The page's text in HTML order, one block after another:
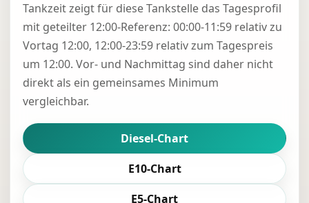
Tankzeit zeigt für diese Tankstelle das Tagesprofil
mit geteilter 12:00-Referenz: 00:00-11:59 relativ zu
Vortag 12:00, 12:00-23:59 relativ zum Tagespreis
um 12:00. Vor- und Nachmittag sind daher nicht
direkt als ein gemeinsames Minimum
vergleichbar.
Diesel-Chart
E10-Chart
E5-Chart